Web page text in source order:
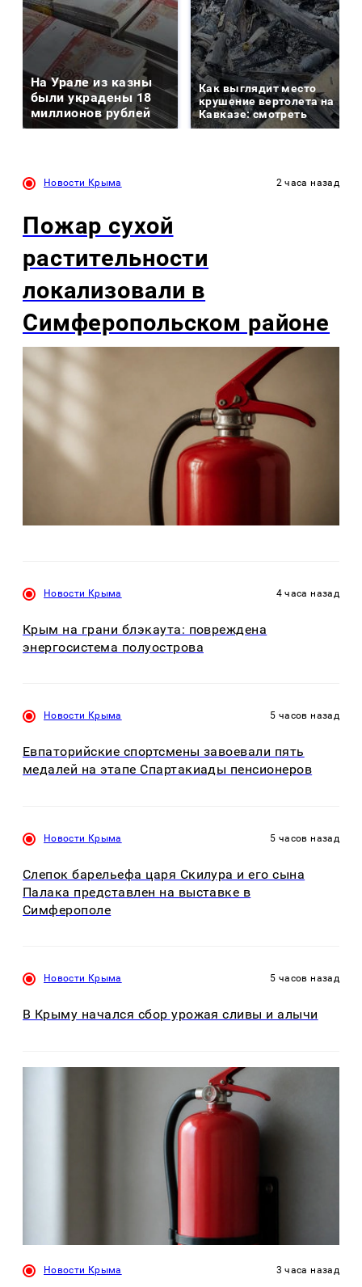
На Урале из казны
были украдены 18
миллионов рублей
Как выглядит место
крушение вертолета на
Кавказе: смотреть
Новости Крыма 2 часа назад
Пожар сухой
растительности
локализовали в
Симферопольском районе
Новости Крыма 4 часа назад
Крым на грани блэкаута: повреждена
энергосистема полуострова
Новости Крыма 5 часов назад
Евпаторийские спортсмены завоевали пять
медалей на этапе Спартакиады пенсионеров
Новости Крыма 5 часов назад
Слепок барельефа царя Скилура и его сына
Палака представлен на выставке в
Симферополе
Новости Крыма 5 часов назад
В Крыму начался сбор урожая сливы и алычи
Новости Крыма 3 часа назад